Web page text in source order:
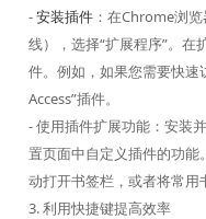
-安装插件：在Chrome浏
线），选择“扩展程序”。
件。例如，如果您需要快速
Access”插件。
- 使用插件扩展功能：安装
置页面中自定义插件的功能
动打开书签栏，或者将常用
3. 利用快捷键提高效率